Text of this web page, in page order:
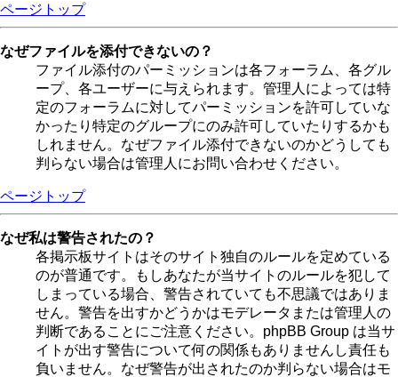
ページトップ
なぜファイルを添付できないの？
ファイル添付のパーミッションは各フォーラム、各グル
ープ、各ユーザーに与えられます。管理人によっては特
定のフォーラムに対してパーミッションを許可していな
かったり特定のグループにのみ許可していたりするかも
しれません。なぜファイル添付できないのかどうしても
判らない場合は管理人にお問い合わせください。
ページトップ
なぜ私は警告されたの？
各掲示板サイトはそのサイト独自のルールを定めている
のが普通です。もしあなたが当サイトのルールを犯して
しまっている場合、警告されていても不思議ではありま
せん。警告を出すかどうかはモデレータまたは管理人の
判断であることにご注意ください。phpBB Group は当サ
イトが出す警告について何の関係もありませんし責任も
負いません。なぜ警告が出されたのか判らない場合はモ